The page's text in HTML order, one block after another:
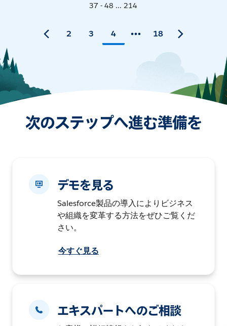
37 - 48 ... 214
2 3 4 18
次のステップへ進む準備を
デモを見る
Salesforce製品の導入によりビジネス
や組織を変革する方法をぜひご覧くだ
さい。
今すぐ見る
エキスパートへのご相談